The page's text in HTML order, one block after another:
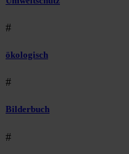
#
ökologisch
#
Bilderbuch
#